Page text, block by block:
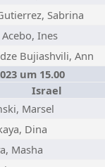
Sabrina
Ines
Bujiashvili, Ann
um 15.00
Israel
Marsel
Dina
Masha